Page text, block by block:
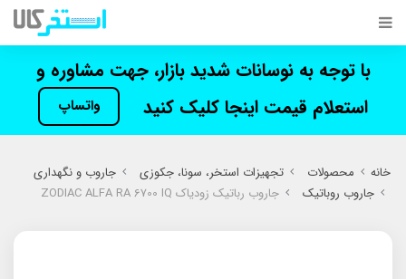
با توجه به نوسانات شدید بازار، جهت مشاوره و
استعلام قیمت اینجا کلیک کنید
واتساپ
خانه محصولات تجهیزات استخر، سونا، جکوزی
جاروب و نگهداری
جاروب روباتیک
جاروب رباتیک زودیاک ZODIAC ALFA RA 6700 IQ